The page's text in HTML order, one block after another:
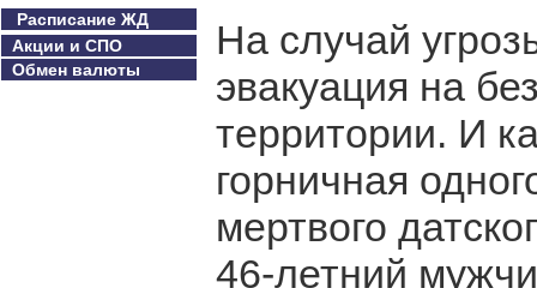
Расписание ЖД
Акции и СПО
Обмен валюты
На случай
эвакуация на
территории. И
горничная
мертвого
46-летний